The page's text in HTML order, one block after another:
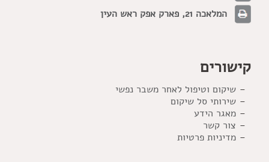
המלאכה 21, פארק אפק ראש העין
קישורים
שיקום וטיפול לאחר משבר נפשי
שירותי סל שיקום
מאגר הידע
צור קשר
מדיניות פרטיות